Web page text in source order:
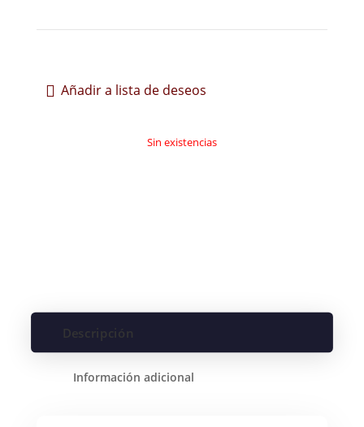
Añadir a lista de deseos
Sin existencias
Descripción
Información adicional